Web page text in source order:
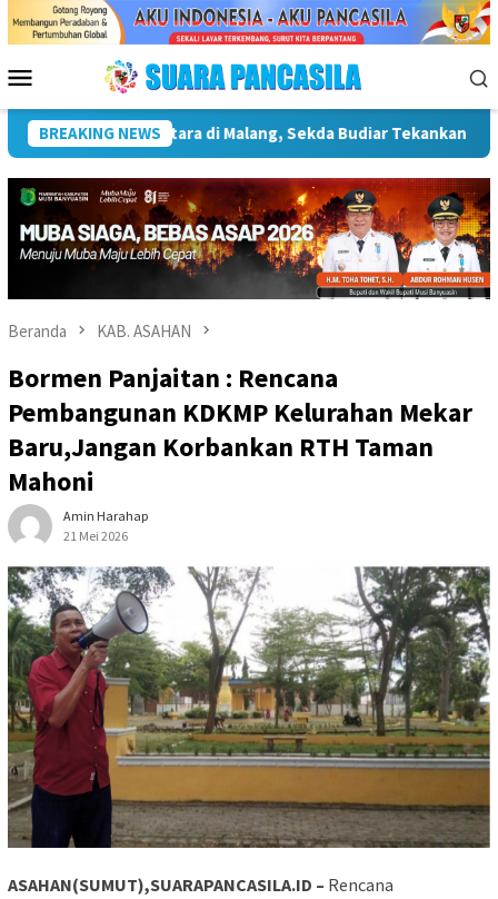
Menu
Mobile
BREAKING NEWS
Infrastruktur Kebudayaan Wakil Wali Kota Lepas
Beranda KAB. ASAHAN
Bormen Panjaitan : Rencana
Pembangunan KDKMP Kelurahan Mekar
Baru,Jangan Korbankan RTH Taman
Mahoni
Amin Harahap
21 Mei 2026
ASAHAN(SUMUT),SUARAPANCASILA.ID – Rencana